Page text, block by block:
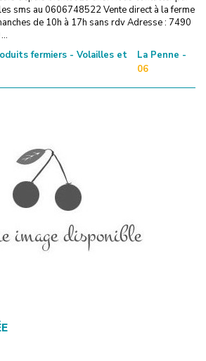
sms au 0606748522 Vente direct à la ferme
de 10h à 17h sans rdv Adresse : 7490
fermiers - Volailles et
La Penne -
06